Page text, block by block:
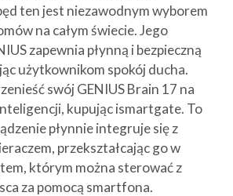
ten jest niezawodnym wyborem
na całym świecie. Jego
zapewnia płynną i bezpieczną
użytkownikom spokój ducha.
swój GENIUS Brain 17 na
kupując ismartgate. To
płynnie integruje się z
przekształcając go w
którym można sterować z
za pomocą smartfona.